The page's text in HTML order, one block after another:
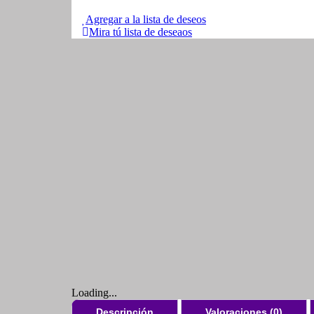
Agregar a la lista de deseos
Mira tú lista de deseaos
Loading...